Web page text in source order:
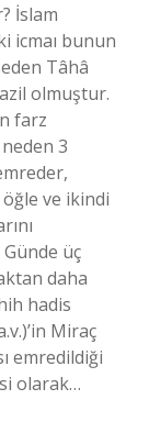
İslam
icmaı bunun
Tâhâ
olmuştur.
farz
neden 3
ve ikindi
üç
daha
hadis
Miraç
emredildiği
olarak…